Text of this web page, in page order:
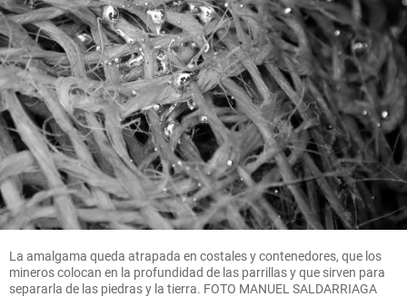
La amalgama queda atrapada en costales y contenedores, que los
mineros colocan en la profundidad de las parrillas y que sirven para
separarla de las piedras y la tierra. FOTO MANUEL SALDARRIAGA